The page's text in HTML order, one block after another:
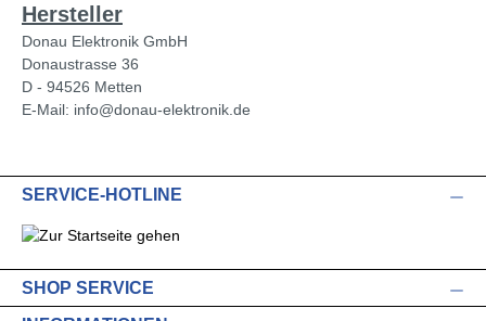
Hersteller
Donau Elektronik GmbH
Donaustrasse 36
D - 94526 Metten
E-Mail: info@donau-elektronik.de
SERVICE-HOTLINE
SHOP SERVICE